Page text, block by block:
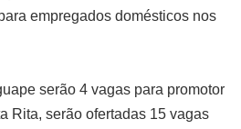
empregados domésticos nos
serão 4 vagas para promotor
Rita, serão ofertadas 15 vagas